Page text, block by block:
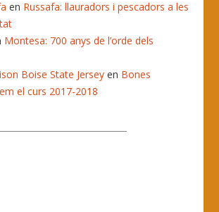
en Russafa: llauradors i pescadors a les
Montesa: 700 anys de l’orde dels
Boise State Jersey en Bones
el curs 2017-2018